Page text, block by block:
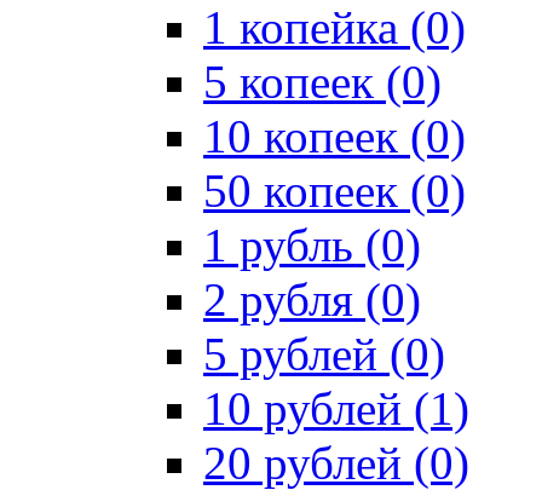
1 копейка (0)
5 копеек (0)
10 копеек (0)
50 копеек (0)
1 рубль (0)
2 рубля (0)
5 рублей (0)
10 рублей (1)
20 рублей (0)